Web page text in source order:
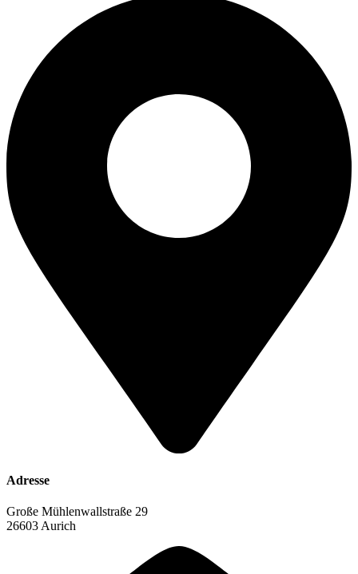
Adresse
Große Mühlenwallstraße 29
26603 Aurich